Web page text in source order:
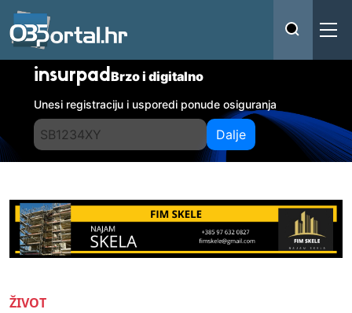
insurpadBrzo i digitalno
Unesi registraciju i usporedi ponude osiguranja
Dalje
ŽIVOT